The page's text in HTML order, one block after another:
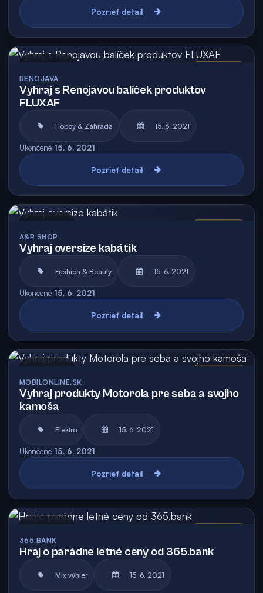
Pozrieť detail
RENOJAVA
Vyhraj s Renojavou balíček produktov
FLUXAF
Hobby & Záhrada 15. 6. 2021
Ukončené 15. 6. 2021
Pozrieť detail
A&R SHOP
Vyhraj oversize kabátik
Fashion & Beauty 15. 6. 2021
Ukončené 15. 6. 2021
Pozrieť detail
MOBILONLINE.SK
Vyhraj produkty Motorola pre seba a svojho
kamoša
Elektro 15. 6. 2021
Ukončené 15. 6. 2021
Pozrieť detail
365.BANK
Hraj o parádne letné ceny od 365.bank
Mix výhier 15. 6. 2021